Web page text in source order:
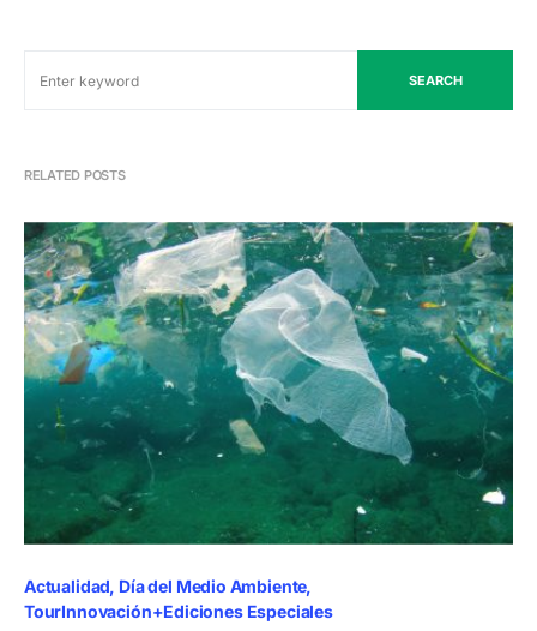
SEARCH
RELATED POSTS
Actualidad Día del Medio Ambiente
TourInnovación+Ediciones Especiales